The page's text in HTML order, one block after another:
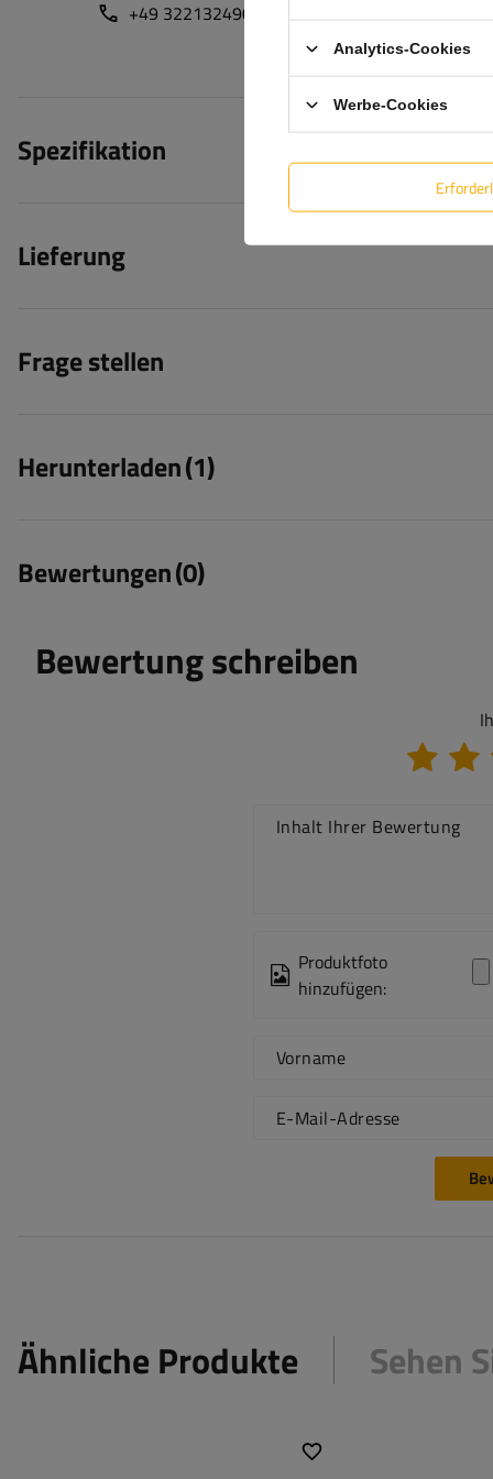
+49 32213249035
Spezifikation
Lieferung
Frage stellen
Herunterladen(1)
Bewertungen(0)
Bewertung schreiben
Inhalt Ihrer Bewertung
Produktfoto
hinzufügen:
Vorname
E-Mail-Adresse
Ähnliche Produkte Sehen
Analytics-Cookies
Werbe-Cookies